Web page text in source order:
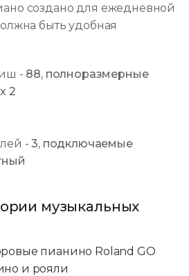
создано для ежедневной
быть удобная
- 88, полноразмерные
2
-3, подключаемые
музыкальных
пианино Roland GO
и рояли